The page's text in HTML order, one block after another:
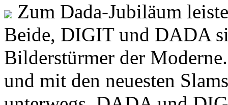
Zum Dada-Jubiläum
Beide, DIGIT und DADA
Bilderstürmer der
und mit den neuesten